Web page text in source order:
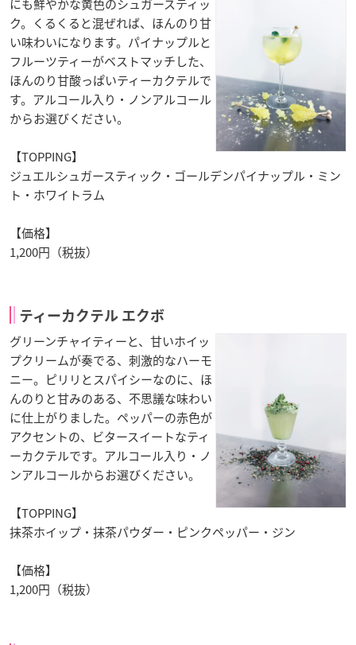
にも鮮やかな黄色のシュガースティッ
ク。くるくると混ぜれば、ほんのり甘
い味わいになります。パイナップルと
フルーツティーがベストマッチした、
ほんのり甘酸っぱいティーカクテルで
す。アルコール入り・ノンアルコール
からお選びください。
【TOPPING】
ジュエルシュガースティック・ゴールデンパイナップル・ミン
ト・ホワイトラム
【価格】
1,200円（税抜）
ティーカクテル エクボ
グリーンチャイティーと、甘いホイッ
プクリームが奏でる、刺激的なハーモ
ニー。ピリリとスパイシーなのに、ほ
んのりと甘みのある、不思議な味わい
に仕上がりました。ペッパーの赤色が
アクセントの、ビタースイートなティ
ーカクテルです。アルコール入り・ノ
ンアルコールからお選びください。
【TOPPING】
抹茶ホイップ・抹茶パウダー・ピンクペッパー・ジン
【価格】
1,200円（税抜）